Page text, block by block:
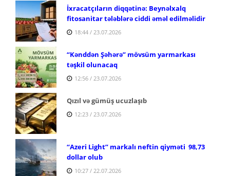
İxracatçıların diqqətinə: Beynəlxalq
fitosanitar tələblərə ciddi əməl edilməlidir
18:44 / 23.07.2026
“Kənddən Şəhərə” mövsüm yarmarkası
təşkil olunacaq
12:56 / 23.07.2026
Qızıl və gümüş ucuzlaşıb
12:23 / 23.07.2026
“Azeri Light” markalı neftin qiyməti 98,73
dollar olub
10:27 / 22.07.2026